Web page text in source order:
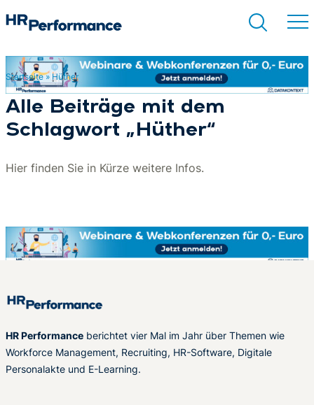
Suchen
Startseite» Hüther
Alle Beiträge mit dem
Schlagwort „Hüther“
Hier finden Sie in Kürze weitere Infos.
HR Performance berichtet vier Mal im Jahr über Themen wie
Workforce Management, Recruiting, HR-Software, Digitale
Personalakte und E-Learning.